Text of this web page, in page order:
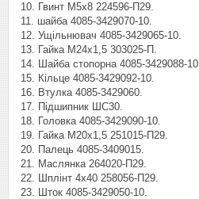
10. Гвинт М5х8 224596-П29.
11. шайба 4085-3429070-10.
12. Ущільнювач 4085-3429065-10.
13. Гайка М24х1,5 303025-П.
14. Шайба стопорна 4085-3429088-
15. Кільце 4085-3429092-10.
16. Втулка 4085-3429060.
17. Підшипник ШС30.
18. Головка 4085-3429090-10.
19. Гайка М20х1,5 251015-П29.
20. Палець 4085-3409015.
21. Маслянка 264020-П29.
22. Шплінт 4х40 258056-П29.
23. Шток 4085-3429050-10.